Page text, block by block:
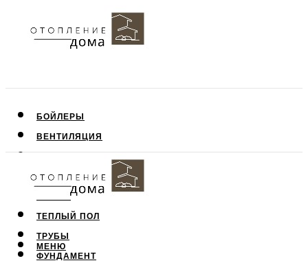
БОЙЛЕРЫ
ВЕНТИЛЯЦИЯ
ПОТОЛОК
СТЕНЫ
ТЕПЛЫЙ ПОЛ
ТРУБЫ
ФУНДАМЕНТ
МЕНЮ